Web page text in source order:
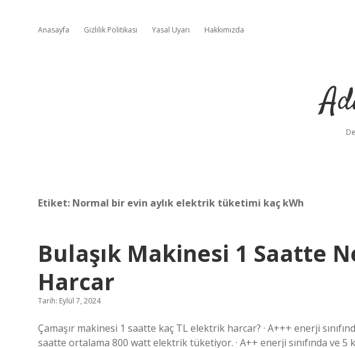
Anasayfa Gizlilik Politikası Yasal Uyarı Hakkımızda
Etiket: Normal bir evin aylık elektrik tüketimi kaç kWh
Bulaşık Makinesi 1 Saatte
Harcar
Tarih: Eylül 7, 2024
Çamaşır makinesi 1 saatte kaç TL elektrik harcar? · A+++ enerji
saatte ortalama 800 watt elektrik tüketiyor. · A++ enerji sınıfında ve